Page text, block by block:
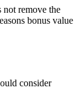
not remove the
bonus value
consider